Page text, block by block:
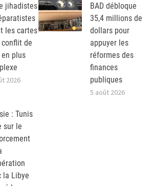
jihadistes
les cartes
conflit de
plus
2026
BAD débloque
35,4 millions de
dollars pour
appuyer les
réformes des
finances
publiques
5 août 2026
: Tunis
sur le
la Libye